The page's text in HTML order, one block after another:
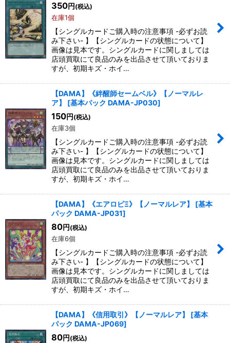
350円 (税込)
在庫1個
【シングルカードご購入時の注意事項 -必ずお読
み下さい- 】【シングルカードの状態について】
画像は見本です。シングルカードに関しましては
店頭買取にて良品のみを出品させて頂いておりま
すが、初期キズ・ホイ…
【DAMA】《絆醒師セームベル》【ノーマルレ
ア】
[基本パック DAMA-JP030]
150円 (税込)
在庫3個
【シングルカードご購入時の注意事項 -必ずお読
み下さい- 】【シングルカードの状態について】
画像は見本です。シングルカードに関しましては
店頭買取にて良品のみを出品させて頂いておりま
すが、初期キズ・ホイ…
【DAMA】《エアロピΞ》【ノーマルレア】 [基本
パック DAMA-JP031]
80円 (税込)
在庫6個
【シングルカードご購入時の注意事項 -必ずお読
み下さい- 】【シングルカードの状態について】
画像は見本です。シングルカードに関しましては
店頭買取にて良品のみを出品させて頂いておりま
すが、初期キズ・ホイ…
【DAMA】《信用取引》【ノーマルレア】 [基本
パック DAMA-JP069]
80円 (税込)